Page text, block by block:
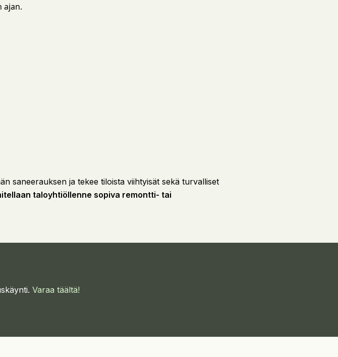
ajan.
saneerauksen ja tekee tiloista viihtyisät sekä turvalliset
taloyhtiöllenne sopiva remontti- tai
Varaa täältä!